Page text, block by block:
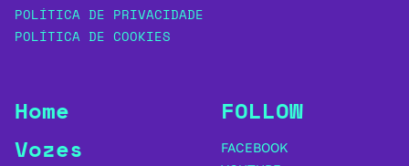
POLÍTICA DE PRIVACIDADE
POLÍTICA DE COOKIES
Home
Vozes
FOLLOW
FACEBOOK